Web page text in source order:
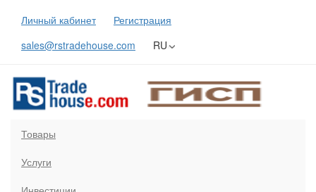
Личный кабинет
Регистрация
sales@rstradehouse.com
RU
Товары
Услуги